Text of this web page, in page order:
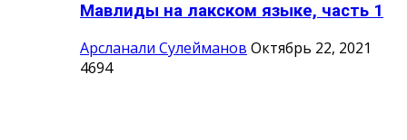
Мавлиды на лакском языке, часть 1
Арсланали Сулейманов Октябрь 22, 2021
4694